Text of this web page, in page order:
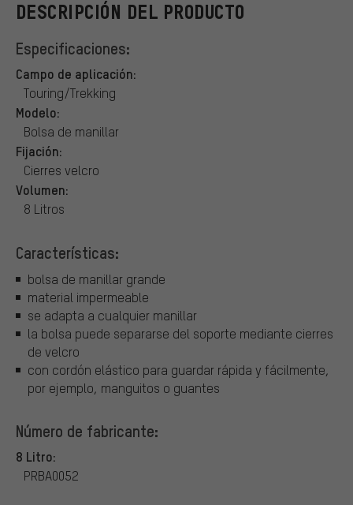
DESCRIPCIÓN DEL PRODUCTO
Especificaciones:
Campo de aplicación:
Touring/Trekking
Modelo:
Bolsa de manillar
Fijación:
Cierres velcro
Volumen:
8 Litros
Características:
bolsa de manillar grande
material impermeable
se adapta a cualquier manillar
la bolsa puede separarse del soporte mediante cierres
de velcro
con cordón elástico para guardar rápida y fácilmente,
por ejemplo, manguitos o guantes
Número de fabricante:
8 Litro:
PRBA0052